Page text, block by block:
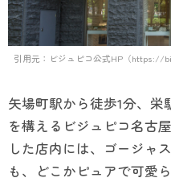
引用元：ビジュピコ公式HP（https://
矢場町駅から徒歩1分、
を構えるビジュピコ名古
した店内には、ゴージャ
も、どこかピュアで可愛